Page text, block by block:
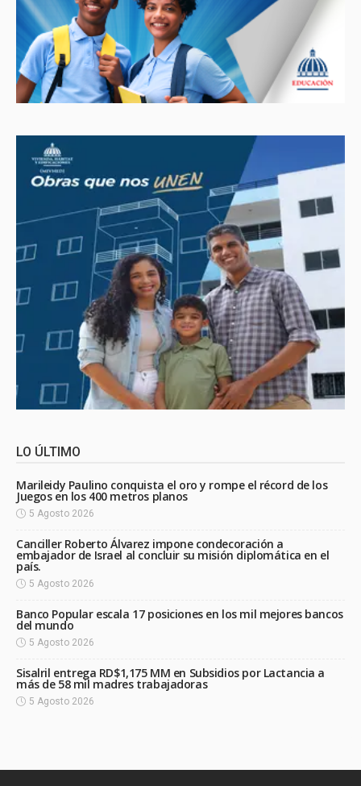
LO ÚLTIMO
Marileidy Paulino conquista el oro y rompe el récord de los
Juegos en los 400 metros planos
5 Agosto 2026
Canciller Roberto Álvarez impone condecoración a
embajador de Israel al concluir su misión diplomática en el
país.
5 Agosto 2026
Banco Popular escala 17 posiciones en los mil mejores bancos
del mundo
5 Agosto 2026
Sisalril entrega RD$1,175 MM en Subsidios por Lactancia a
más de 58 mil madres trabajadoras
5 Agosto 2026